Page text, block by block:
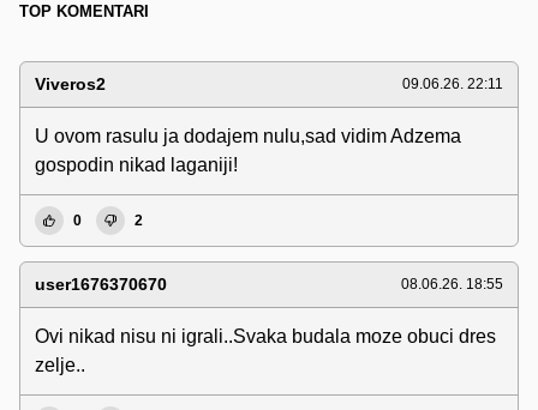
TOP KOMENTARI
Viveros2 09.06.26. 22:11
U ovom rasulu ja dodajem nulu,sad vidim Adzema
gospodin nikad laganiji!
0 2
user1676370670 08.06.26. 18:55
Ovi nikad nisu ni igrali..Svaka budala moze obuci dres
zelje..